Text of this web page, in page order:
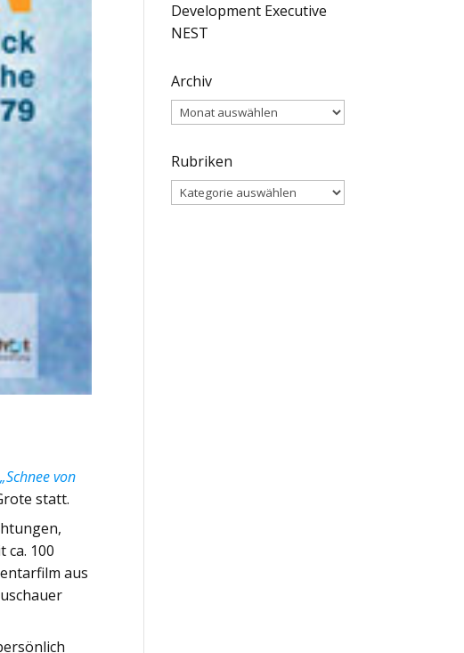
„Schnee von
statt.
ca. 100
aus
Development Executive
NEST
Archiv
Archiv
Rubriken
Rubriken